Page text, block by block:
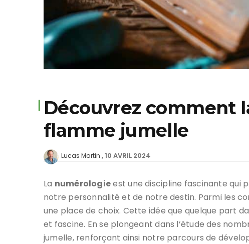
Découvrez comment
flamme jumelle
Lucas Martin 10 AVRIL 2024
La numérologieest une discipline fascinante qui
notre personnalité et de notre destin. Parmi les
une place de choix. Cette idée que quelque part
et fascine. En se plongeant dans l’étude des
jumelle, renforçant ainsi notre parcours de